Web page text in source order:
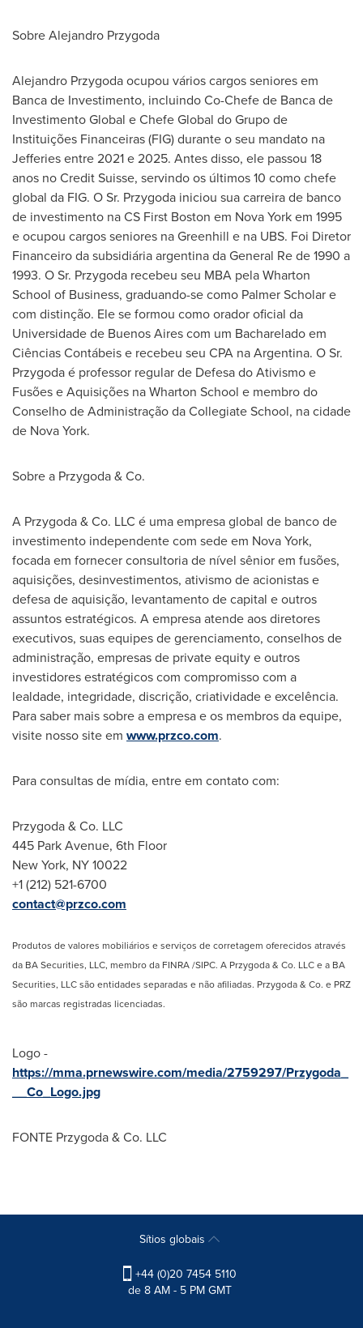
Sobre Alejandro Przygoda
Alejandro Przygodaocupou vários cargos seniores em
Banca de Investimento, incluindo Co-Chefe de Banca de
Investimento Global e Chefe Global do Grupo de
Instituições Financeiras (FIG) durante o seu mandato na
Jefferies entre 2021 e 2025. Antes disso, ele passou 18
anos no Credit Suisse, servindo os últimos 10 como chefe
global da FIG. O Sr. Przygoda iniciou sua carreira de banco
de investimento na CS First Boston em Nova Yorkem 1995
e ocupou cargos seniores na Greenhill e na UBS. Foi Diretor
Financeiro da subsidiária argentina da General Re de 1990 a
1993. O Sr. Przygoda recebeu seu MBA pela Wharton
School of Business, graduando-se como Palmer Scholar e
com distinção. Ele se formou como orador oficial da
Universidade de Buenos Airescom um Bacharelado em
Ciências Contábeis e recebeu seu CPA naArgentina. O Sr.
Przygoda é professor regular de Defesa do Ativismo e
Fusões e Aquisições na Wharton School e membro do
Conselho de Administração da Collegiate School, na cidade
de Nova York.
Sobre a Przygoda & Co.
A Przygoda & Co. LLC é uma empresa global de banco de
investimento independente com sede em Nova York,
focada em fornecer consultoria de nível sênior em fusões,
aquisições, desinvestimentos, ativismo de acionistas e
defesa de aquisição, levantamento de capital e outros
assuntos estratégicos. A empresa atende aos diretores
executivos, suas equipes de gerenciamento, conselhos de
administração, empresas de private equity e outros
investidores estratégicos com compromisso com a
lealdade, integridade, discrição, criatividade e excelência.
Para saber mais sobre a empresa e os membros da equipe,
visite nosso site em www.przco.com.
Para consultas de mídia, entre em contato com:
Przygoda & Co. LLC
445 Park Avenue, 6th Floor
New York, NY10022
+1 (212) 521-6700
contact@przco.com
Produtos de valores mobiliários e serviços de corretagem oferecidos através
da BA Securities, LLC, membro da FINRA /SIPC. A Przygoda & Co. LLC e a BA
Securities, LLC são entidades separadas e não afiliadas. Przygoda & Co. e PRZ
são marcas registradas licenciadas.
Logo -
https://mma.prnewswire.com/media/2759297/Przygoda_
__Co_Logo.jpg
FONTE Przygoda & Co. LLC
Sítios globais
+44 (0)20 7454 5110
de 8 AM - 5 PM GMT